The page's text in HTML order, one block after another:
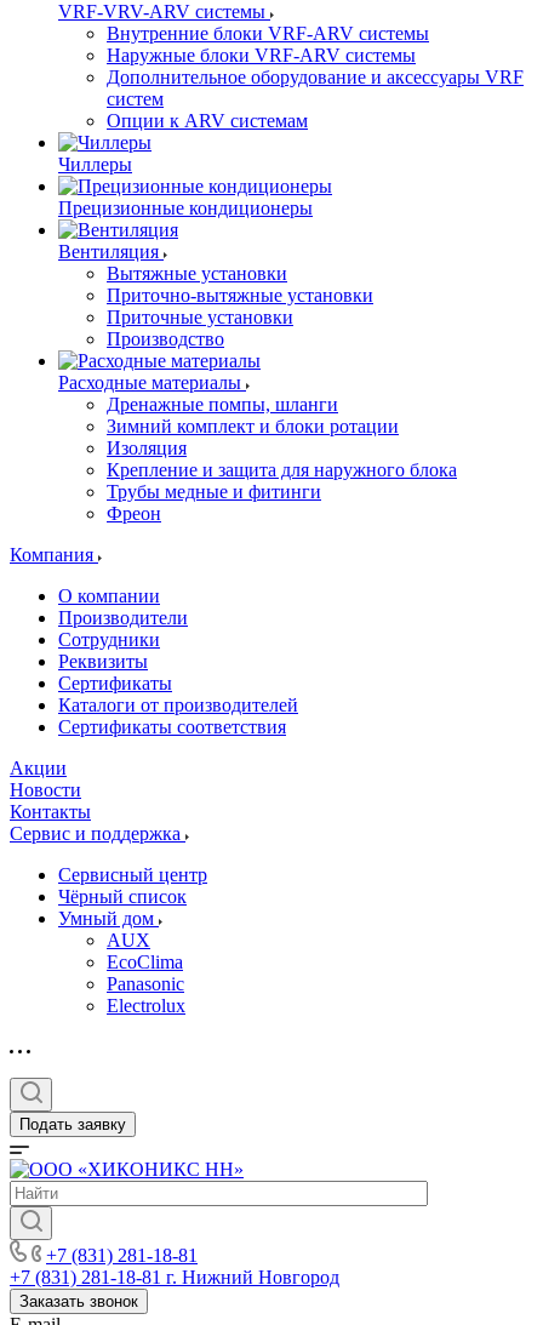
VRF-VRV-ARV системы
Внутренние блоки VRF-ARV системы
Наружные блоки VRF-ARV системы
Дополнительное оборудование и аксессуары VRF
систем
Опции к ARV системам
Чиллеры
Прецизионные кондиционеры
Вентиляция
Вытяжные установки
Приточно-вытяжные установки
Приточные установки
Производство
Расходные материалы
Дренажные помпы, шланги
Зимний комплект и блоки ротации
Изоляция
Крепление и защита для наружного блока
Трубы медные и фитинги
Фреон
Компания
О компании
Производители
Сотрудники
Реквизиты
Сертификаты
Каталоги от производителей
Сертификаты соответствия
Акции
Новости
Контакты
Сервис и поддержка
Сервисный центр
Чёрный список
Умный дом
AUX
EcoClima
Panasonic
Electrolux
Подать заявку
+7 (831) 281-18-81
+7 (831) 281-18-81 г. Нижний Новгород
Заказать звонок